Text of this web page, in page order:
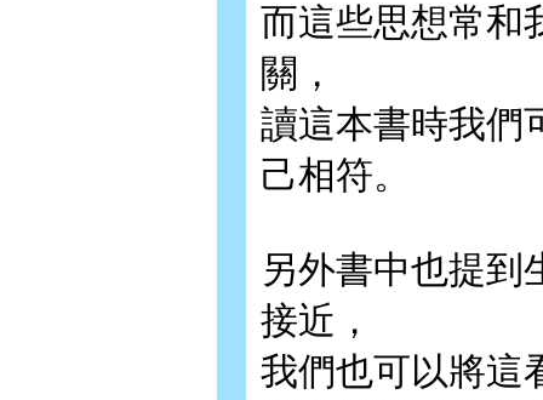
而這些思想常和
關，
讀這本書時我們
己相符。
另外書中也提到
接近，
我們也可以將這